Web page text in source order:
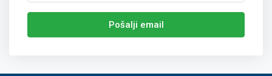
Pošalji email